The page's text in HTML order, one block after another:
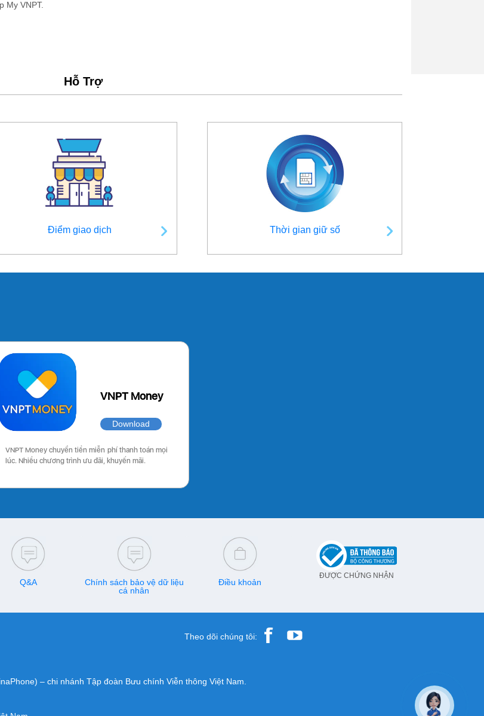
My VNPT.
Hỗ Trợ
Điểm giao dịch Thời gian giữ số
VNPT Money
Download
VNPT Money chuyển tiền miễn phí thanh toán mọi
lúc. Nhiều chương trình ưu đãi, khuyến mãi.
Q&A
Chính sách bảo vệ dữ liệu
cá nhân
Điều khoản
ĐƯỢC CHỨNG NHẬN
Theo dõi chúng tôi:
– chi nhánh Tập đoàn Bưu chính Viễn thông Việt Nam.